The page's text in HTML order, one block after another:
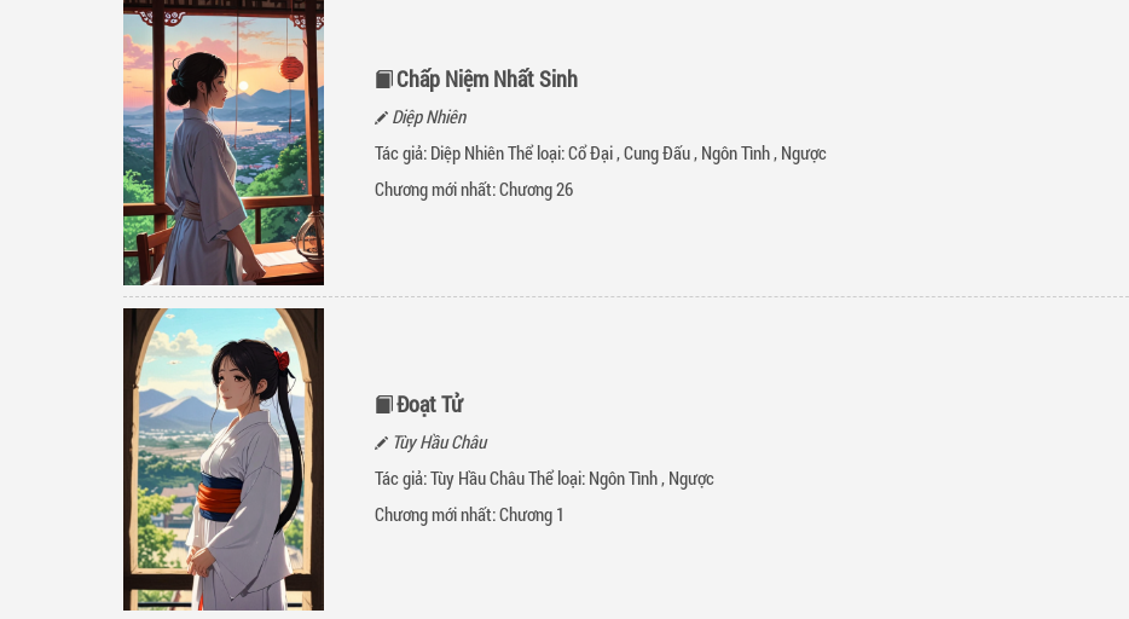
Chấp Niệm Nhất Sinh
Diệp Nhiên
Tác giả: Diệp Nhiên Thể loại:Cổ Đại,Cung Đấu, Ngôn Tình, Ngược
Chương mới nhất:Chương 26
Đoạt Tử
Tùy Hầu Châu
Tác giả: Tùy Hầu Châu Thể loại: Ngôn Tình, Ngược
Chương mới nhất:Chương 1